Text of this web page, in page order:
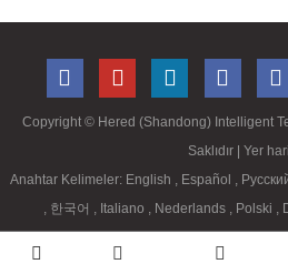
Copyright © Hered (Shandong) Intelligent
Saklıdır
| Yer
Anahtar Kelimeler: English , Español ,
, 한국어 , Italiano , Nederlands , Polski ,